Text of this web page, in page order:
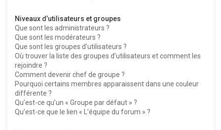
Niveaux d’utilisateurs et groupes
Que sont les administrateurs ?
Que sont les modérateurs ?
Que sont les groupes d’utilisateurs ?
Où trouver la liste des groupes d’utilisateurs et comment les
rejoindre ?
Comment devenir chef de groupe ?
Pourquoi certains membres apparaissent dans une couleur
différente ?
Qu’est-ce qu’un « Groupe par défaut » ?
Qu’est-ce que le lien « L’équipe du forum » ?